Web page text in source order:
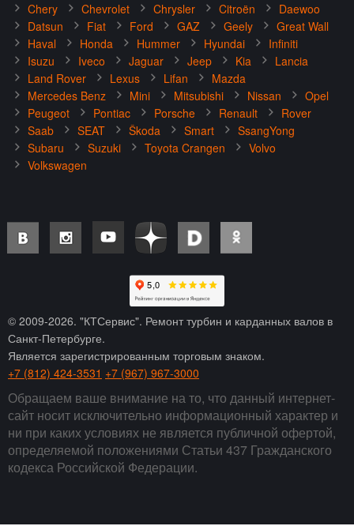
Chery
Chevrolet Chrysler Citroën
Daewoo
Datsun
Fiat Ford GAZ Geely
Great Wall
Haval
Honda Hummer Hyundai
Infiniti
Isuzu
Iveco Jaguar Jeep Kia
Lancia
Land Rover
Lexus Lifan
Mazda
Mercedes Benz
Mini Mitsubishi Nissan
Opel
Peugeot
Pontiac Porsche Renault
Rover
Saab
SEAT Škoda Smart
SsangYong
Subaru
Suzuki Toyota Crangen
Volvo
Volkswagen
© 2009-2026. "КТСервис". Ремонт турбин и карданных валов в
Санкт-Петербурге.
Является зарегистрированным торговым знаком.
+7 (812) 424-3531 +7 (967) 967-3000
Обращаем ваше внимание на то, что данный интернет-
сайт носит исключительно информационный характер и
ни при каких условиях не является публичной офертой,
определяемой положениями Статьи 437 Гражданского
кодекса Российской Федерации.